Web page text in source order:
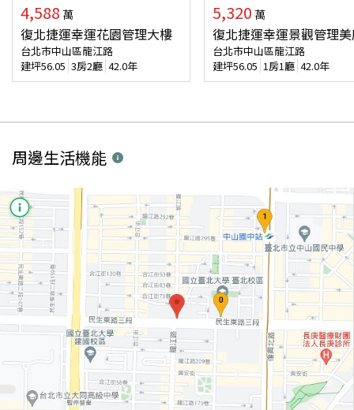
4,588 萬
復北捷運幸運花園管理大樓
台北市中山區龍江路
建坪56.05 3房2廳 42.0年
5,320 萬
復北捷運幸運景觀管理
台北市中山區龍江路
建坪56.05 1房1廳 42.0年
周邊生活機能